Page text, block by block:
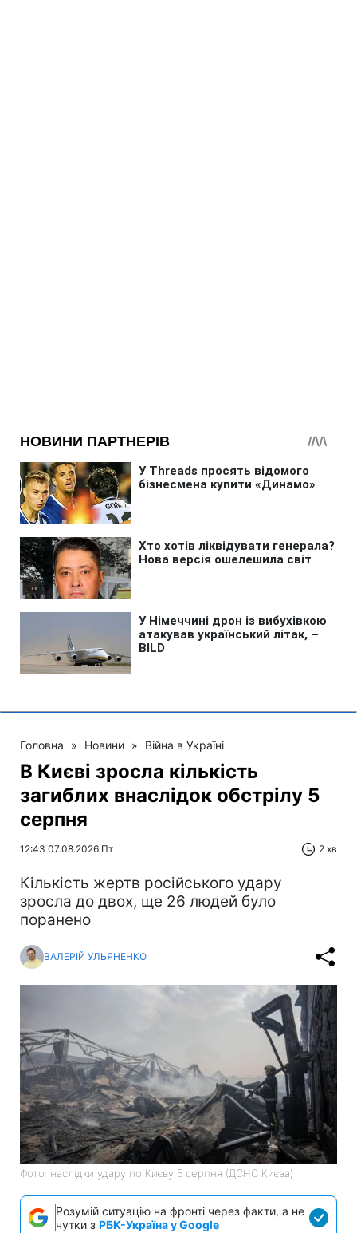
Головна » Новини » Війна в Україні
В Києві зросла кількість
загиблих внаслідок обстрілу 5
серпня
12:43 07.08.2026 Пт 2 хв
Кількість жертв російського удару
зросла до двох, ще 26 людей було
поранено
ВАЛЕРІЙ УЛЬЯНЕНКО
Фото: наслідки удару по Києву 5 серпня (ДСНС Києва)
Розумій ситуацію на фронті через факти, а не
чутки з РБК-Україна у Google